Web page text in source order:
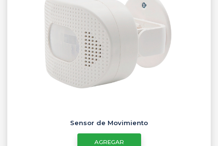
Sensor de Movimiento
AGREGAR